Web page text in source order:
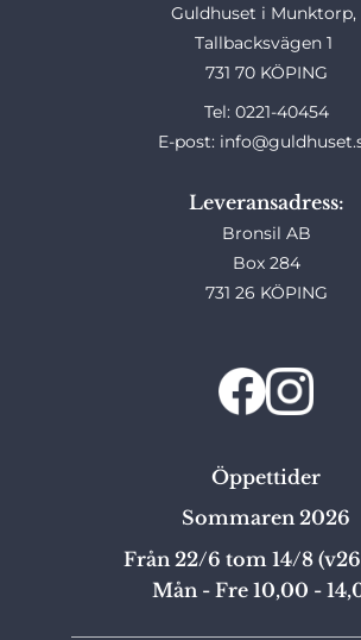
Guldhuset i Munktorp,
Tallbacksvägen 1
731 70 KÖPING
Tel: 0221-40454
E-post:
Leveransadress:
Bronsil AB
Box 284
731 26 KÖPING
Öppettider
Sommaren 2026
Från 22/6 tom 14/8
Mån - Fre 10,00 -